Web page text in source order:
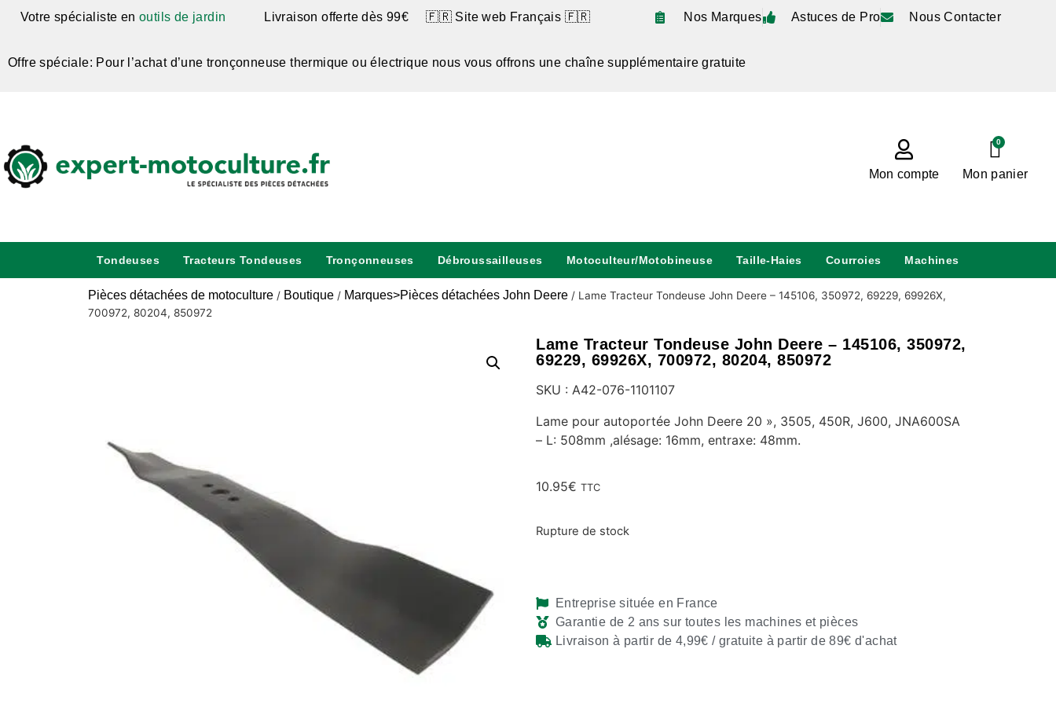
Votre spécialiste en outils de jardin Livraison offerte dès 99€ 🇫🇷 Site web Français 🇫🇷 Nos Marques Astuces de Pro Nous Contacter
Offre spéciale: Pour l’achat d’une tronçonneuse thermique ou électrique nous vous offrons une chaîne supplémentaire gratuite
Mon compte
0
Mon panier
Tondeuses Tracteurs Tondeuses Tronçonneuses Débroussailleuses Motoculteur/Motobineuse Taille-Haies Courroies Machines
Pièces détachées de motoculture / Boutique / Marques>Pièces détachées John Deere / Lame Tracteur Tondeuse John Deere – 145106, 350972, 69229, 69926X,
700972, 80204, 850972
Lame Tracteur Tondeuse John Deere – 145106, 350972,
69229, 69926X, 700972, 80204, 850972
SKU : A42-076-1101107
Lame pour autoportée John Deere 20 », 3505, 450R, J600, JNA600SA
– L: 508mm ,alésage: 16mm, entraxe: 48mm.
10.95€ TTC
Rupture de stock
Entreprise située en France
Garantie de 2 ans sur toutes les machines et pièces
Livraison à partir de 4,99€ / gratuite à partir de 89€ d'achat